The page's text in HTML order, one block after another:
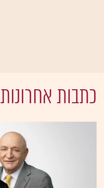
כתבות אחרונות